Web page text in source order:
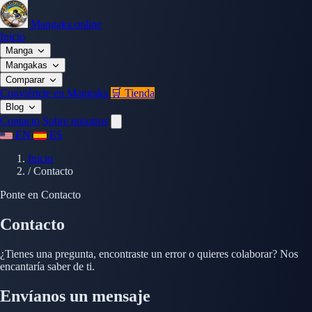
Mangaka.online
Inicio
Manga
Mangakas
Comparar
Conviértete en Mangaka 🛒 Tienda
Blog
Contacto Sobre nosotros
EN
ES
Inicio
/ Contacto
Ponte en Contacto
Contacto
¿Tienes una pregunta, encontraste un error o quieres colaborar? Nos
encantaría saber de ti.
Envíanos un mensaje